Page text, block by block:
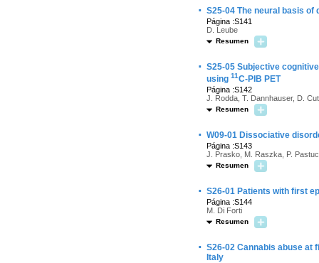
· S25-04 The neural basis
Página :S141
D. Leube
Resumen
· S25-05 Subjective
using 11C-PIB PET
Página :S142
J. Rodda, T. Dannhauser, D.
Resumen
· W09-01 Dissociative
Página :S143
J. Prasko, M. Raszka, P.
Resumen
· S26-01 Patients with first
Página :S144
M. Di Forti
Resumen
· S26-02 Cannabis abuse at
Italy